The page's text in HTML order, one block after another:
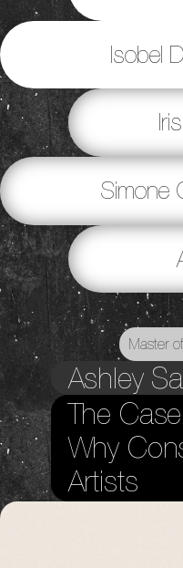
Isobel
Simone
Master
Ashley
The
Why
Artists